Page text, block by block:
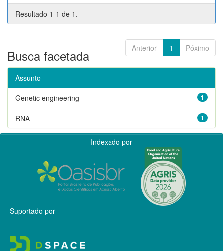
Resultado 1-1 de 1.
Anterior 1 Póximo
Busca facetada
Assunto
1
Genetic engineering
1
RNA
Indexado por
Suportado por